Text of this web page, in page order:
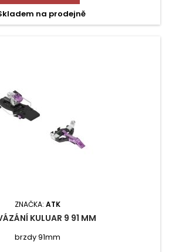
na prodejně
ZNAČKA: ATK
KULUAR 9 91 MM
brzdy 91mm